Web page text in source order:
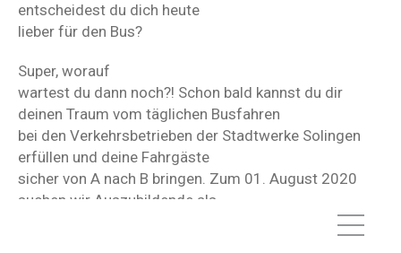
entscheidest du dich heute
lieber für den Bus?
Super, worauf
wartest du dann noch?! Schon bald kannst du dir
deinen Traum vom täglichen Busfahren
bei den Verkehrsbetrieben der Stadtwerke Solingen
erfüllen und deine Fahrgäste
sicher von A nach B bringen. Zum 01. August 2020
suchen wir Auszubildende als